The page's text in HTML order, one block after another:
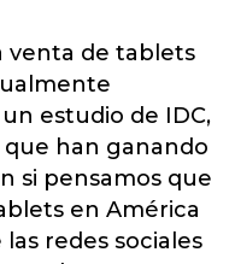
venta de tablets
estudio de IDC,
han ganando
si pensamos que
en América
redes sociales